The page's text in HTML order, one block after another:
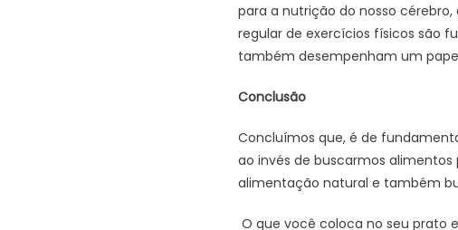
para a nutrição do nosso
regular de exercícios físicos são
também desempenham um
Conclusão
Concluímos que, é de
ao invés de buscarmos
alimentação natural e também
O que você coloca no seu prato